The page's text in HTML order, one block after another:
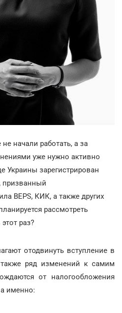
начали работать, а за
уже нужно активно
Украины зарегистрирован
призванный
BEPS, КИК, а также других
рассмотреть
этот раз?
отодвинуть вступление в
ряд изменений к самим
от налогообложения
именно: